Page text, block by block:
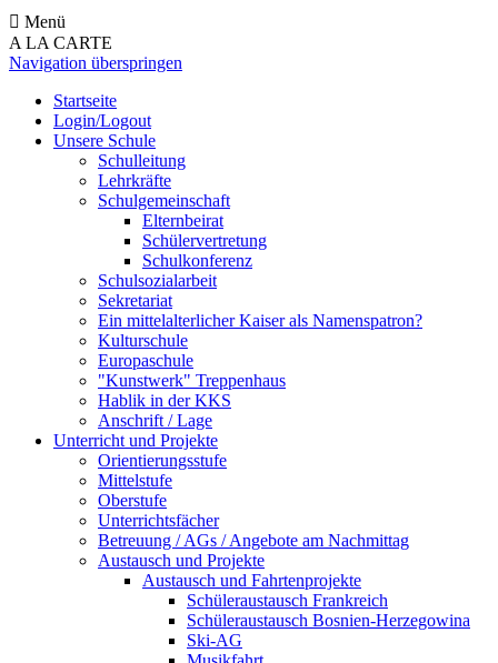
Menü
A LA CARTE
Navigation überspringen
Startseite
Login/Logout
Unsere Schule
Schulleitung
Lehrkräfte
Schulgemeinschaft
Elternbeirat
Schülervertretung
Schulkonferenz
Schulsozialarbeit
Sekretariat
Ein mittelalterlicher Kaiser als Namenspatron?
Kulturschule
Europaschule
"Kunstwerk" Treppenhaus
Hablik in der KKS
Anschrift / Lage
Unterricht und Projekte
Orientierungsstufe
Mittelstufe
Oberstufe
Unterrichtsfächer
Betreuung / AGs / Angebote am Nach­mittag
Austausch und Projekte
Austausch und Fahrtenprojekte
Schüleraustausch Frankreich
Schüleraustausch Bosnien-Herzegowina
Ski-AG